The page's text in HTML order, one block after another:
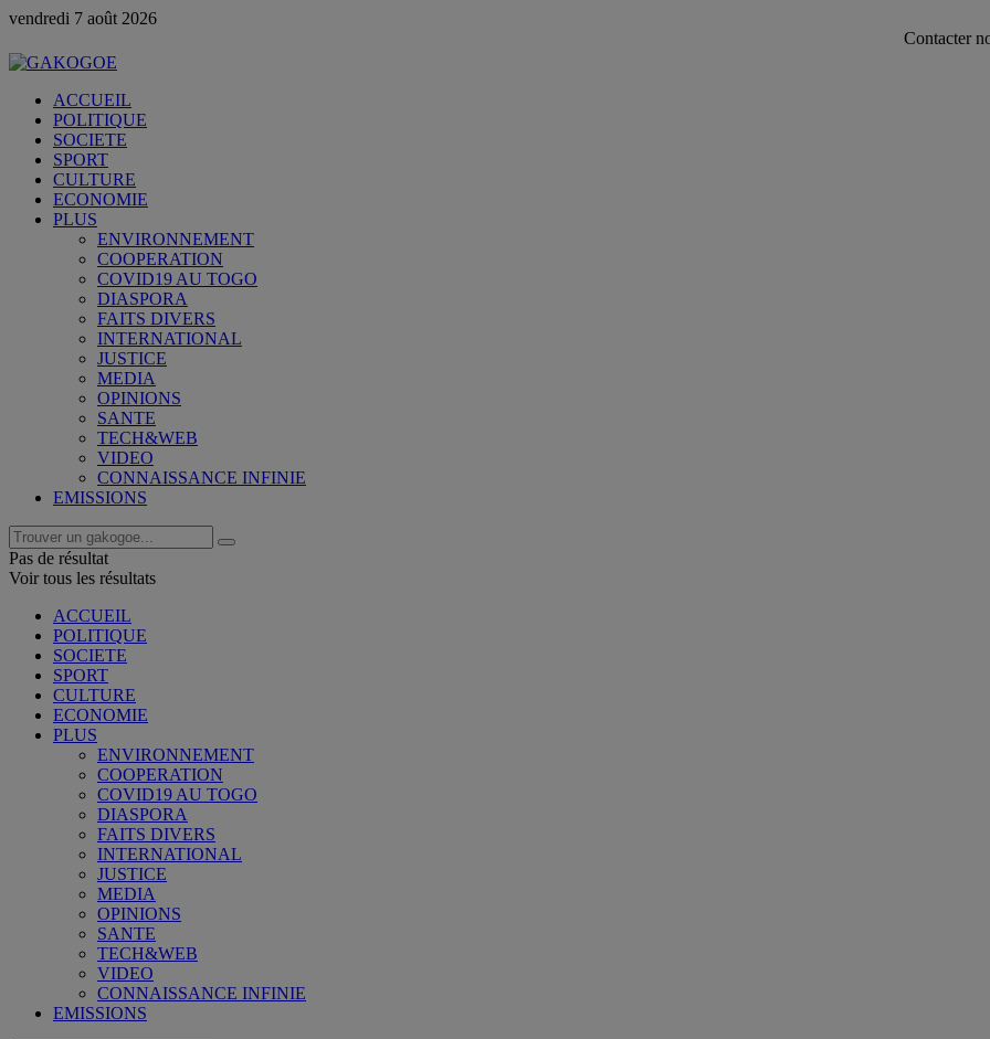
vendredi 7 août 2026
Contacter notre
ACCUEIL
POLITIQUE
SOCIETE
SPORT
CULTURE
ECONOMIE
PLUS
ENVIRONNEMENT
COOPERATION
COVID19 AU TOGO
DIASPORA
FAITS DIVERS
INTERNATIONAL
JUSTICE
MEDIA
OPINIONS
SANTE
TECH&WEB
VIDEO
CONNAISSANCE INFINIE
EMISSIONS
Pas de résultat
Voir tous les résultats
ACCUEIL
POLITIQUE
SOCIETE
SPORT
CULTURE
ECONOMIE
PLUS
ENVIRONNEMENT
COOPERATION
COVID19 AU TOGO
DIASPORA
FAITS DIVERS
INTERNATIONAL
JUSTICE
MEDIA
OPINIONS
SANTE
TECH&WEB
VIDEO
CONNAISSANCE INFINIE
EMISSIONS